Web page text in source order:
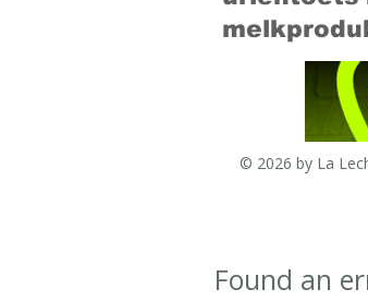
© 2026 by La
Found an